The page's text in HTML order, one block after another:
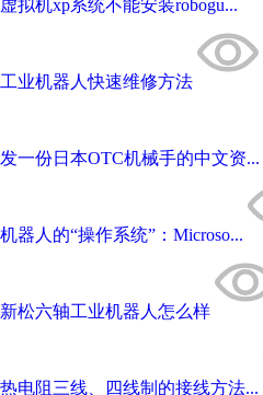
虚拟机xp系统不能安装robogu...
工业机器人快速维修方法
发一份日本OTC机械手的中文资...
机器人的“操作系统”：Microso...
新松六轴工业机器人怎么样
热电阻三线、四线制的接线方法...